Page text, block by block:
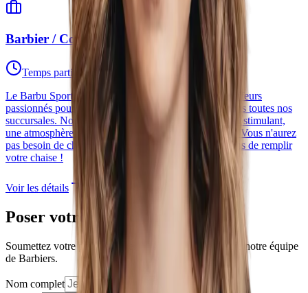
Barbier / Coiffeur (H/F)
Temps partiel / complet
Le Barbu Sportif est à la recherche de Barbiers et Coiffeurs
passionnés pour rejoindre notre équipe dynamique dans toutes nos
succursales. Nous offrons un environnement de travail stimulant,
une atmosphère familiale, et une clientèle déjà établie. Vous n'aurez
pas besoin de chercher vos clients, nous nous occupons de remplir
votre chaise !
Voir les détails
Poser votre candidature
Soumettez votre profil en quelques clics pour rejoindre notre équipe
de Barbiers.
Nom complet